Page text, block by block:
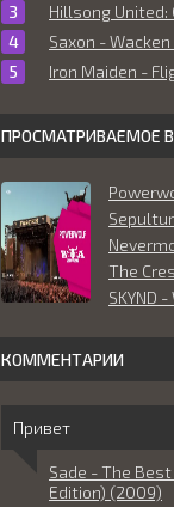
Hillsong United: Of Dirt
Saxon -
Iron Maiden -
ПРОСМАТРИВАЕМОЕ
SKYND
КОММЕНТАРИИ
Привет
Sade - The
Edition) (2009)